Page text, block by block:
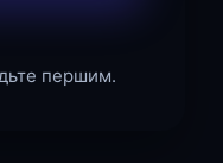
першим.